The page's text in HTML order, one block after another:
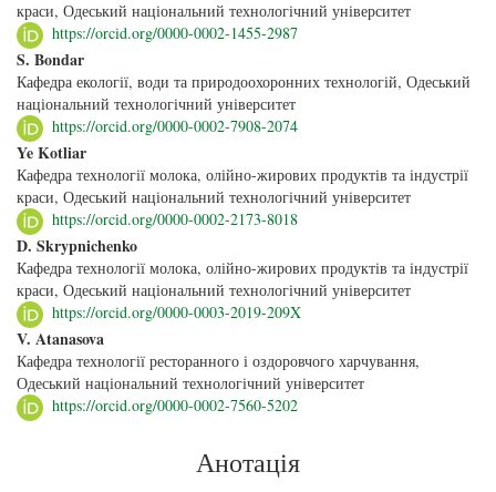
краси, Одеський національний технологічний університет
https://orcid.org/0000-0002-1455-2987
S. Bondar
Кафедра екології, води та природоохоронних технологій, Одеський
національний технологічний університет
https://orcid.org/0000-0002-7908-2074
Ye Kotliar
Кафедра технології молока, олійно-жирових продуктів та індустрії
краси, Одеський національний технологічний університет
https://orcid.org/0000-0002-2173-8018
D. Skrypnichenko
Кафедра технології молока, олійно-жирових продуктів та індустрії
краси, Одеський національний технологічний університет
https://orcid.org/0000-0003-2019-209X
V. Atanasova
Кафедра технології ресторанного і оздоровчого харчування,
Одеський національний технологічний університет
https://orcid.org/0000-0002-7560-5202
Анотація